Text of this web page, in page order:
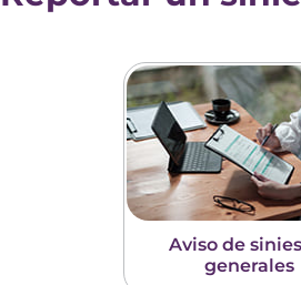
Aviso de
generales